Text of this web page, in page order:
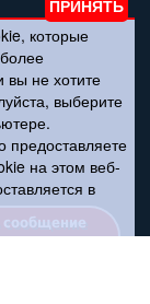
сообщение
которые
вы не хотите
выберите
предоставляете
на этом веб-
в